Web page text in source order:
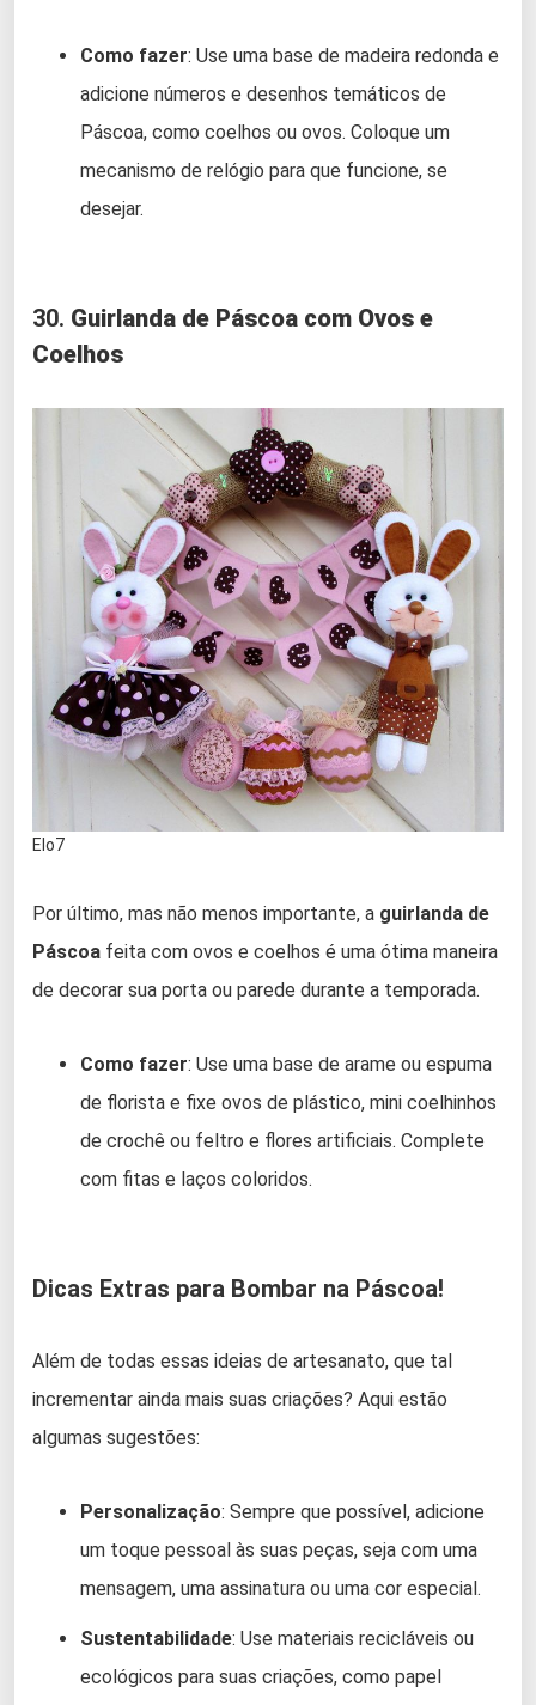
Como fazer: Use uma base de madeira redonda e
adicione números e desenhos temáticos de
Páscoa, como coelhos ou ovos. Coloque um
mecanismo de relógio para que funcione, se
desejar.
30. Guirlanda de Páscoa com Ovos e
Coelhos
Elo7
Por último, mas não menos importante, a guirlanda de
Páscoa feita com ovos e coelhos é uma ótima maneira
de decorar sua porta ou parede durante a temporada.
Como fazer: Use uma base de arame ou espuma
de florista e fixe ovos de plástico, mini coelhinhos
de crochê ou feltro e flores artificiais. Complete
com fitas e laços coloridos.
Dicas Extras para Bombar na Páscoa!
Além de todas essas ideias de artesanato, que tal
incrementar ainda mais suas criações? Aqui estão
algumas sugestões:
Personalização: Sempre que possível, adicione
um toque pessoal às suas peças, seja com uma
mensagem, uma assinatura ou uma cor especial.
Sustentabilidade: Use materiais recicláveis ou
ecológicos para suas criações, como papel